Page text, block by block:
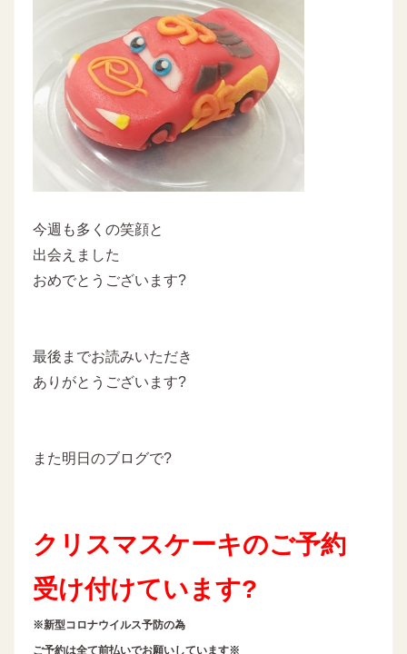
今週も多くの笑顔と
出会えました
おめでとうございます?
最後までお読みいただき
ありがとうございます?
また明日のブログで?
クリスマスケーキのご予約
受け付けています?
※新型コロナウイルス予防の為
ご予約は全て前払いでお願いしています※